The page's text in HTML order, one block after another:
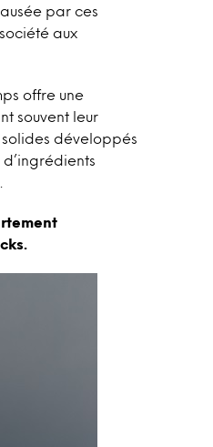
par ces
aux
offre une
souvent leur
solides développés